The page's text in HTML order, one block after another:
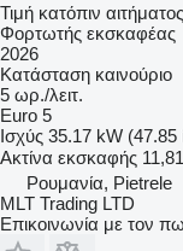
Τιμή κατόπιν αιτήματος
Φορτωτής εκσκαφέας
2026
Κατάσταση καινούριο
5 ωρ./λειτ.
Euro 5
Ισχύς 35.17 kW (47.85
Ακτίνα εκσκαφής
Ρουμανία, Pietrele
MLT Trading LTD
Επικοινωνία με τον